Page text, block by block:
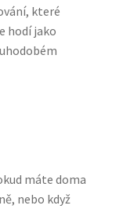
bez obilovin
které
hodí jako
máte doma
nebo když